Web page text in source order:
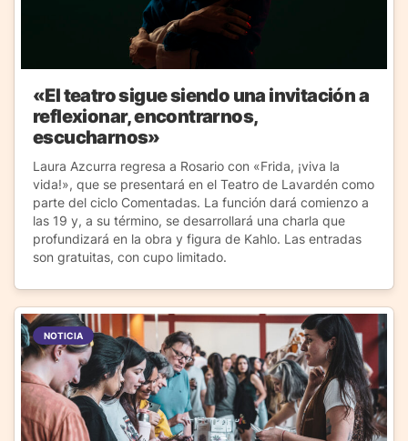
«El teatro sigue siendo una invitación a
reflexionar, encontrarnos,
escucharnos»
Laura Azcurra regresa a Rosario con «Frida, ¡viva la
vida!», que se presentará en el Teatro de Lavardén como
parte del ciclo Comentadas. La función dará comienzo a
las 19 y, a su término, se desarrollará una charla que
profundizará en la obra y figura de Kahlo. Las entradas
son gratuitas, con cupo limitado.
NOTICIA